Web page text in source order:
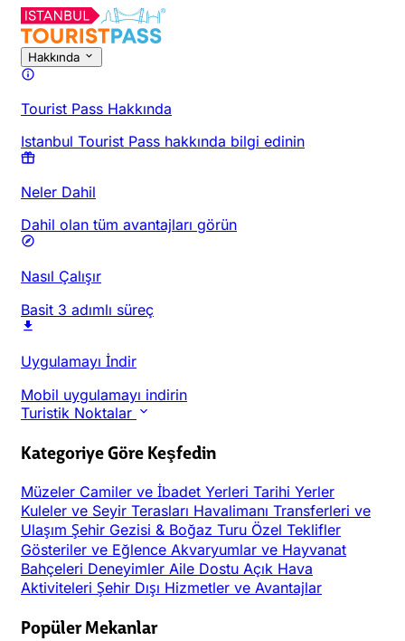
Hakkında
Tourist Pass Hakkında
Istanbul Tourist Pass hakkında bilgi edinin
Neler Dahil
Dahil olan tüm avantajları görün
Nasıl Çalışır
Basit 3 adımlı süreç
Uygulamayı İndir
Mobil uygulamayı indirin
Turistik Noktalar
Kategoriye Göre Keşfedin
Müzeler Camiler ve İbadet Yerleri Tarihi Yerler
Kuleler ve Seyir Terasları Havalimanı Transferleri ve
Ulaşım Şehir Gezisi & Boğaz Turu Özel Teklifler
Gösteriler ve Eğlence Akvaryumlar ve Hayvanat
Bahçeleri Deneyimler Aile Dostu Açık Hava
Aktiviteleri Şehir Dışı Hizmetler ve Avantajlar
Popüler Mekanlar